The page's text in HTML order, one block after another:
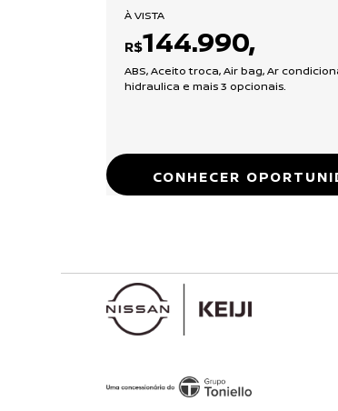
À VISTA
R$144.990,
ABS, Aceito troca, Air bag, Ar
hidraulica e mais 3 opcionais.
CONHECER